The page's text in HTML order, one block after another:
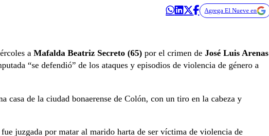
Agrega El Nueve en
a Mafalda Beatriz Secreto (65) por el crimen de José Luis Arenas
“se defendió” de los ataques y episodios de violencia de género a
casa de la ciudad bonaerense de Colón, con un tiro en la cabeza y
juzgada por matar al marido harta de ser víctima de violencia de